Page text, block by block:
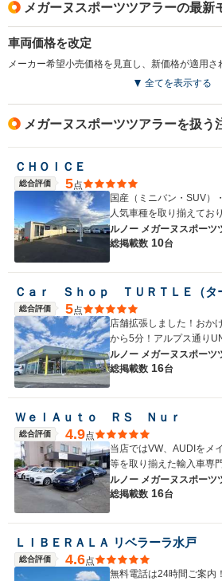
メガーヌスポーツツアラーの最新
車両価格を改定
メーカー希望小売価格を見直し、新価格が適用さ
全てを表示する
メガーヌスポーツツアラーを扱う
ＣＨＯＩＣＥ
総合評価 5点
国産（ミニバン・SUV）
人気車種を取り揃えてお
ルノー メガーヌスポーツ
総掲載数 10台
Ｃａｒ Ｓｈｏｐ ＴＵＲＴＬＥ（タ
総合評価 5点
店舗拡張しました！おか
から5分！アルプス通り
ルノー メガーヌスポーツ
総掲載数 16台
ＷｅｌＡｕｔｏ ＲＳ Ｎｕｒ
総合評価 4.9点
当店ではVW、AUDIをメ
等を取り揃えた輸入車専
ルノー メガーヌスポーツ
総掲載数 16台
ＬＩＢＥＲＡＬＡ リベラーラ水戸
総合評価 4.6点
無料電話は24時間ご案内